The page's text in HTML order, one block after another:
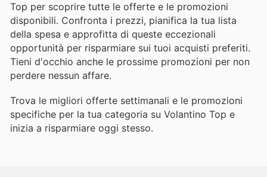
Top per scoprire tutte le offerte e le promozioni
disponibili. Confronta i prezzi, pianifica la tua lista
della spesa e approfitta di queste eccezionali
opportunità per risparmiare sui tuoi acquisti preferiti.
Tieni d'occhio anche le prossime promozioni per non
perdere nessun affare.
Trova le migliori offerte settimanali e le promozioni
specifiche per la tua categoria su Volantino Top e
inizia a risparmiare oggi stesso.